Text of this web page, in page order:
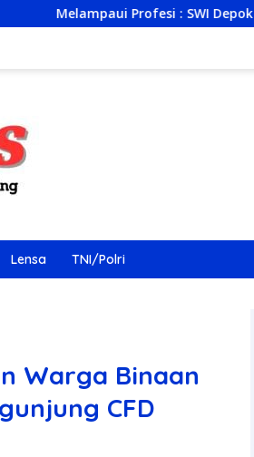
Depok dan YBH Matapena Keadilan
Lensa TNI/Polri
Warga Binaan
CFD